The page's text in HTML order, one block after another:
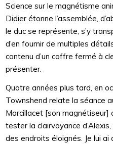
Science sur le magnétisme
Didier étonne l’assemblée,
le duc se représente, s’y
d’en fournir de multiples
contenu d’un coffre fermé à
présenter.
Quatre années plus tard, en
Townshend relate la séance
Marcillacet [son magnétiseur]
tester la clairvoyance
des endroits éloignés. Je lui ai